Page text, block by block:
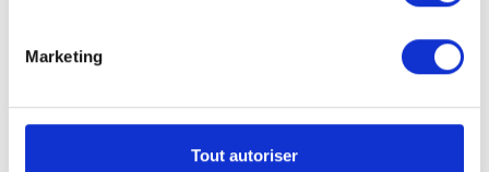
Marketing
Tout autoriser